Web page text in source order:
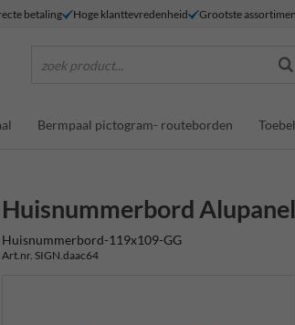
betaling Hoge klanttevredenheid Grootste
zoek product...
Bermpaal pictogram- routeborden
Huisnummerbord
Huisnummerbord-119x109-GG
Art.nr. SIGN.daac64